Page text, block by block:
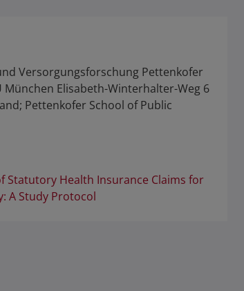
Versorgungsforschung Pettenkofer
München Elisabeth-Winterhalter-Weg 6
Pettenkofer School of Public
Statutory Health Insurance Claims for
A Study Protocol